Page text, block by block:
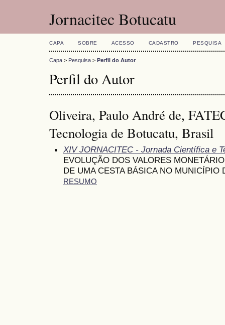
Jornacitec Botucatu
CAPA SOBRE ACESSO CADASTRO PESQUISA
Capa > Pesquisa > Perfil do Autor
Perfil do Autor
Oliveira, Paulo André de,
Tecnologia de Botucatu, Brasil
XIV JORNACITEC - Jornada Científica e
EVOLUÇÃO DOS VALORES
DE UMA CESTA BÁSICA NO MUNICÍPIO
RESUMO